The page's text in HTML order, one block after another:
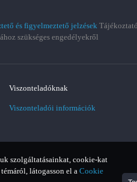
szolgáltatásainkat, cookie-kat
látogasson el a Cookie
és figyelmeztető jelzések
szükséges engedélyekről
Viszonteladóknak
Viszonteladói információk